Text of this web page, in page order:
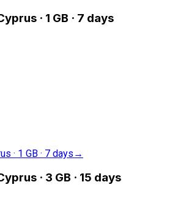
· 1 GB · 7 days
· 1 GB · 7 days →
· 3 GB · 15 days